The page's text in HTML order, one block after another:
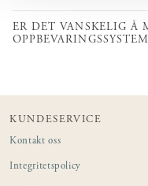
ER DET VANSKELIG Å
KUNDESERVICE
Kontakt oss
Integritetspolicy